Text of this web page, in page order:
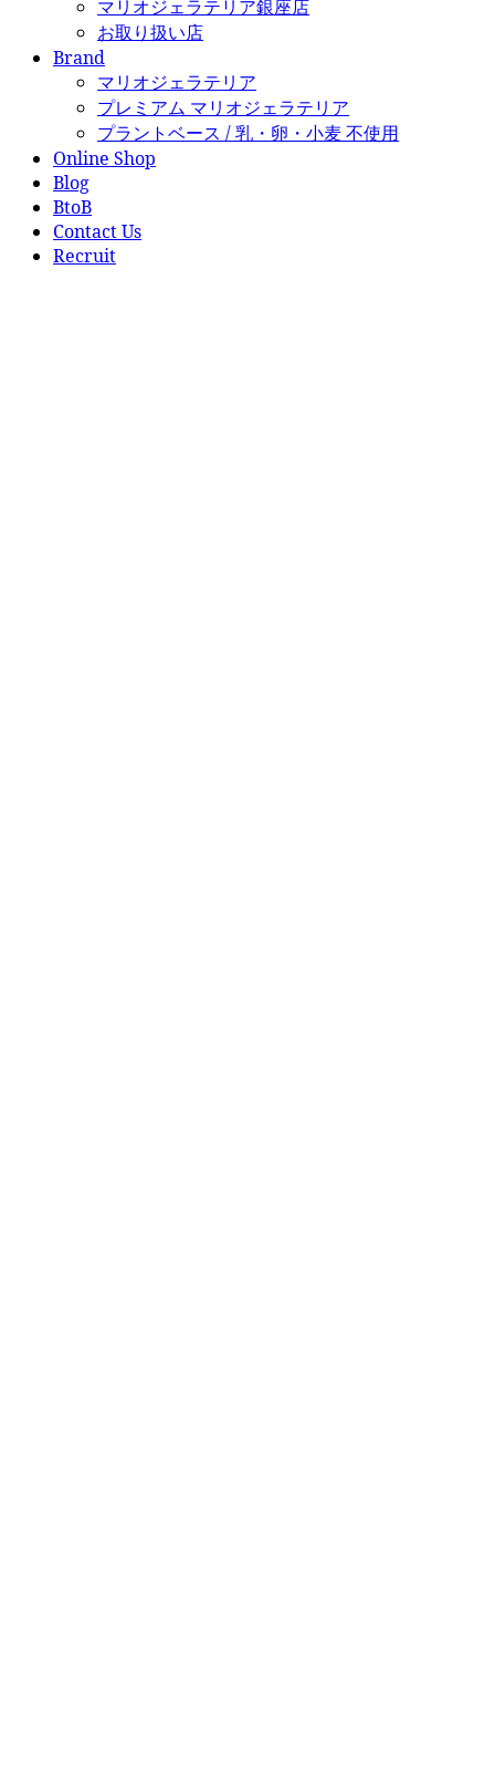
マリオジェラテリア銀座店
お取り扱い店
Brand
マリオジェラテリア
プレミアム マリオジェラテリア
プラントベース / 乳・卵・小麦 不使用
Online Shop
Blog
BtoB
Contact Us
Recruit